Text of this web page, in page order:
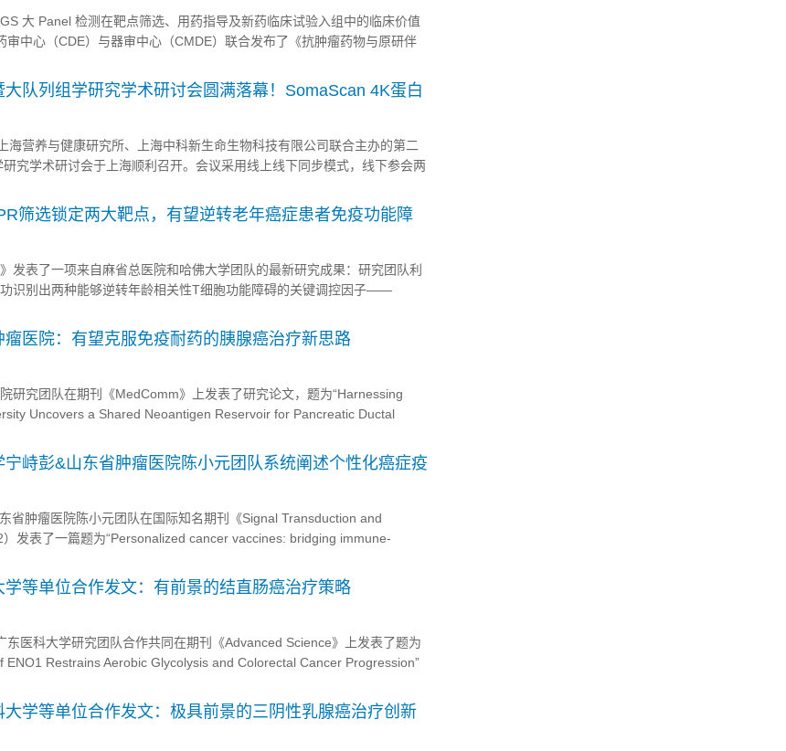
大 Panel 检测在靶点筛选、用药指导及新药临床试验入组中的临床价值
审中心（CDE）与器审中心（CMDE）联合发布了《抗肿瘤药物与原研伴
册申报时，应伴有原研伴随诊断试剂的同步注册申请。 ...
队列组学研究学术研讨会圆满落幕！SomaScan 4K蛋白
海营养与健康研究所、上海中科新生命生物科技有限公司联合主办的第二
究学术研讨会于上海顺利召开。会议采用线上线下同步模式，线下参会两
与临床转化展开深度交流，为我国精准医学与人群队列研究高质量发展搭...
筛选锁定两大靶点，有望逆转老年癌症患者免疫功能障
发表了一项来自麻省总医院和哈佛大学团队的最新研究成果：研究团队利
识别出两种能够逆转年龄相关性T细胞功能障碍的关键调控因子——
加剧，老年癌...
医院：有望克服免疫耐药的胰腺癌治疗新思路
研究团队在期刊《MedComm》上发表了研究论文，题为“Harnessing
Uncovers a Shared Neoantigen Reservoir for Pancreatic Ductal
峙彭&山东省肿瘤医院陈小元团队系统阐述个性化癌症疫
代
省肿瘤医院陈小元团队在国际知名期刊《Signal Transduction and
发表了一篇题为“Personalized cancer vaccines: bridging immune-
等单位合作发文：有前景的结直肠癌治疗策略
东医科大学研究团队合作共同在期刊《Advanced Science》上发表了题为
ENO1 Restrains Aerobic Glycolysis and Colorectal Cancer Progression”
学等单位合作发文：极具前景的三阴性乳腺癌治疗创新